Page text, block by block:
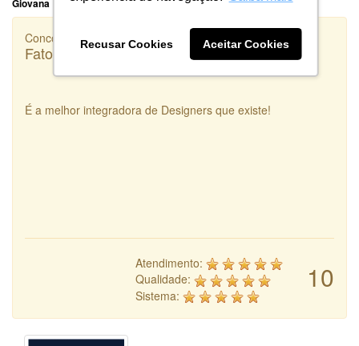
Recusar Cookies Aceitar Cookies
Giovana
Concorrência
Fato Inteligência
É a melhor integradora de Designers que existe!
10
Atendimento:
Qualidade:
Sistema: